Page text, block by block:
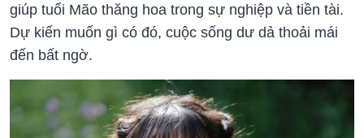
giúp tuổi Mão thăng hoa trong sự nghiệp và tiền tài.
Dự kiến muốn gì có đó, cuộc sống dư dả thoải mái
đến bất ngờ.